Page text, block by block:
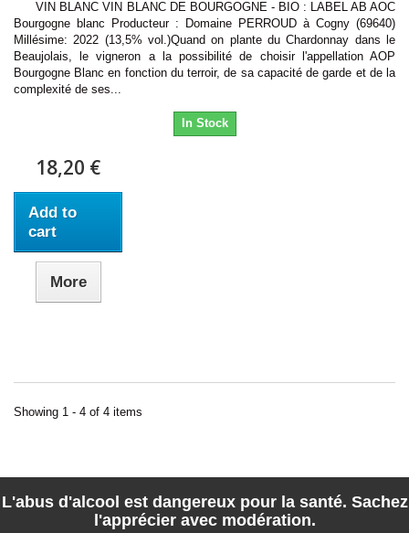
VIN BLANC VIN BLANC DE BOURGOGNE - BIO : LABEL AB AOC
Bourgogne blanc Producteur : Domaine PERROUD à Cogny (69640)
Millésime: 2022 (13,5% vol.)Quand on plante du Chardonnay dans le
Beaujolais, le vigneron a la possibilité de choisir l'appellation AOP
Bourgogne Blanc en fonction du terroir, de sa capacité de garde et de la
complexité de ses...
In Stock
18,20 €
Add to
cart
More
Showing 1 - 4 of 4 items
L'abus d'alcool est dangereux pour la santé. Sachez
l'apprécier avec modération.